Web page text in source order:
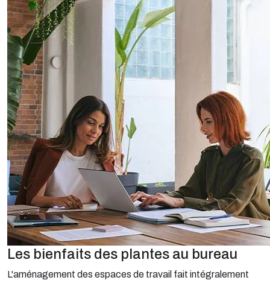
Les bienfaits des plantes au bureau
L'aménagement des espaces de travail fait intégralement